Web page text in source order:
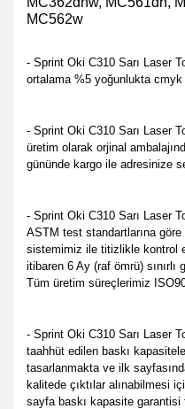
MC562w
- Sprint Oki C310 Sarı Laser
ortalama %5 yoğunlukta
- Sprint Oki C310 Sarı Laser
üretim olarak orjinal
gününde kargo ile adresinize
- Sprint Oki C310 Sarı Laser
ASTM test standartlarına
sistemimiz ile titizlikle kontrol
itibaren 6 Ay (raf ömrü) sınırlı
Tüm üretim süreçlerimiz
- Sprint Oki C310 Sarı Laser
taahhüt edilen baskı
tasarlanmakta ve ilk
kalitede çıktılar alınabilmesi
sayfa baskı kapasite garantisi